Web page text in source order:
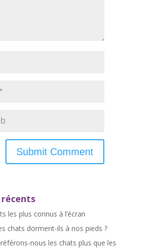
les plus connus à l’écran
chats dorment-ils à nos pieds ?
nous les chats plus que les